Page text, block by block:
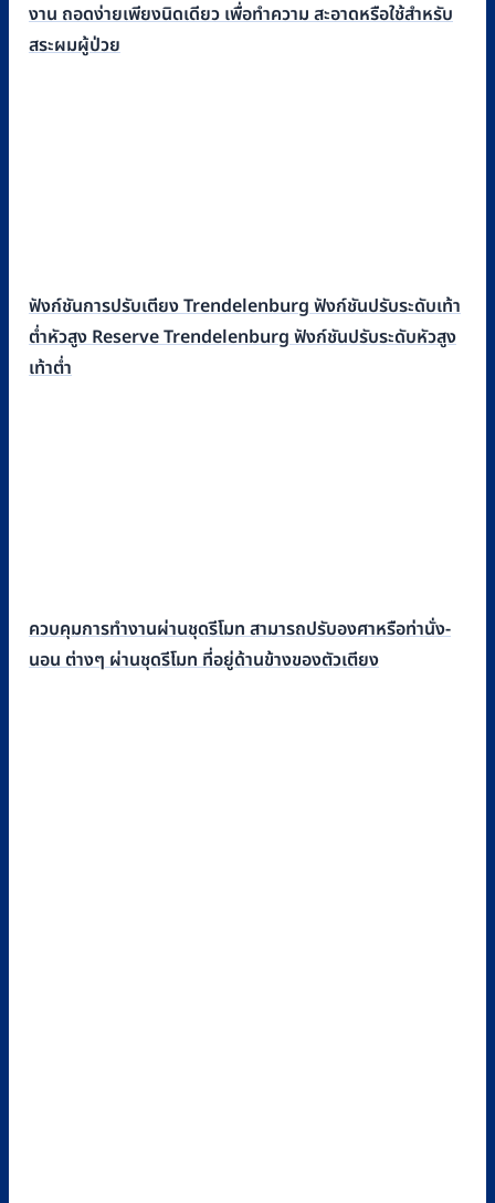
งาน ถอดง่ายเพียงนิดเดียว เพื่อทำความ สะอาดหรือใช้สำหรับ
สระผมผู้ป่วย
ฟังก์ชันการปรับเตียง Trendelenburg ฟังก์ชันปรับระดับเท้า
ต่ำหัวสูง Reserve Trendelenburg ฟังก์ชันปรับระดับหัวสูง
เท้าต่ำ
ควบคุมการทำงานผ่านชุดรีโมท สามารถปรับองศาหรือท่านั่ง-
นอน ต่างๆ ผ่านชุดรีโมท ที่อยู่ด้านข้างของตัวเตียง